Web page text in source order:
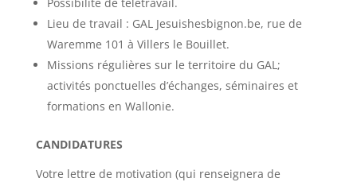
Lieu de travail : GAL Jesuishesbignon.be, rue de
Waremme 101 à Villers le Bouillet.
Missions régulières sur le territoire du GAL;
activités ponctuelles d’échanges, séminaires et
formations en Wallonie.
CANDIDATURES
Votre lettre de motivation (qui renseignera de